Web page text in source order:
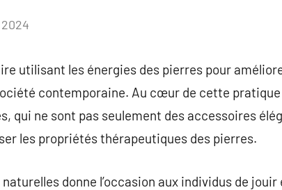
utilisant les énergies des pierres pour
contemporaine. Au cœur de cette
qui ne sont pas seulement des accessoires
les propriétés thérapeutiques des pierres.
donne l’occasion aux individus de